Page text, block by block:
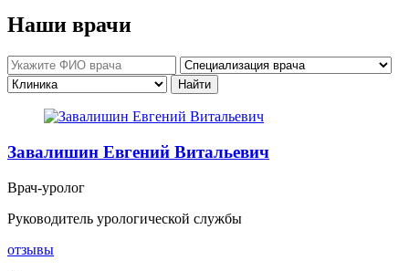
Наши врачи
Завалишин Евгений Витальевич
Врач-уролог
Руководитель урологической службы
отзывы